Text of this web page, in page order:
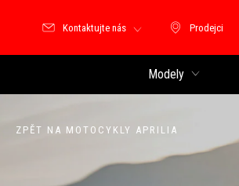
Prodejci
Prodejci
Kontaktujte nás
Modely
ZPĚT NA MOTOCYKLY APRILIA